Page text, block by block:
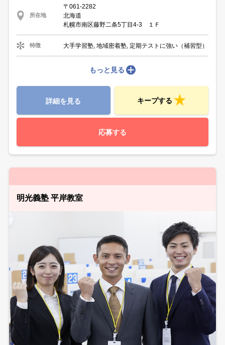
所在地
〒061-2282
北海道
札幌市南区藤野二条5丁目4-3 １Ｆ
特徴 大手学習塾, 地域密着塾, 定期テストに強い（補習型）
もっと見る
詳細を見る キープする
応募する
明光義塾 平岸教室